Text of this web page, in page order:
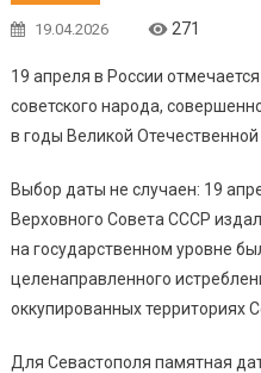
19.04.2026 271
19 апреля в России
советского народа,
в годы Великой
Выбор даты не случаен: 19
Верховного Совета СССР
на государственном уровне
целенаправленного
оккупированных территориях
Для Севастополя памятная